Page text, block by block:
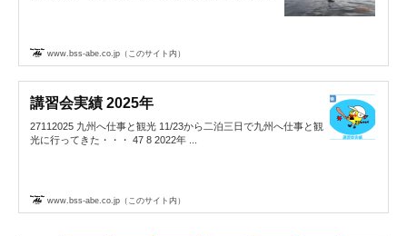
www.bss-abe.co.jp（このサイト内）
講習会実績 2025年
27112025 九州へ仕事と観光 11/23から二泊三日で九州へ仕事と観
光に行ってきた・・・ 47 8 2022年 ...
www.bss-abe.co.jp（このサイト内）